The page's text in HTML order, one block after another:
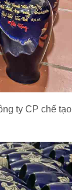
ty CP chế tạo